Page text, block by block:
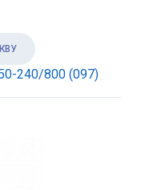
240/800 (097)